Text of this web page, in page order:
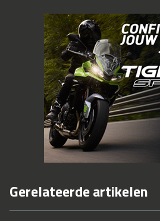
Gerelateerde artikelen